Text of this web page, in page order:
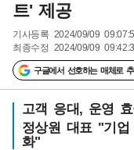
트' 제공
기사등록 2024/09/09
최종수정 2024/09/09
구글에서 선호하는 매체로
고객 응대, 운영
정상원 대표 "기
화"